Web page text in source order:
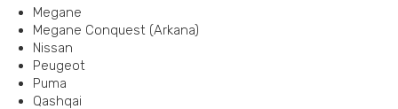
Megane
Megane Conquest (Arkana)
Nissan
Peugeot
Puma
Qashqai